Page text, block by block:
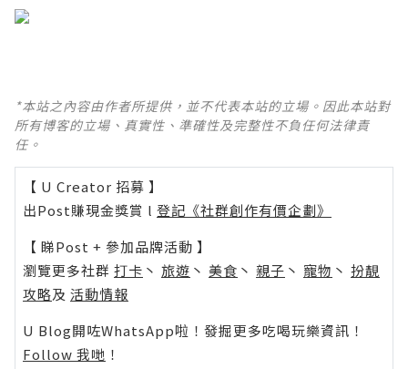
*本站之內容由作者所提供，並不代表本站的立場。因此本站對
所有博客的立場、真實性、準確性及完整性不負任何法律責
任。
【 U Creator 招募 】
出Post賺現金獎賞 l 登記《社群創作有價企劃》
【 睇Post + 參加品牌活動 】
瀏覽更多社群 打卡 丶 旅遊 丶 美食 丶 親子 丶 寵物 丶 扮靚
攻略及 活動情報
U Blog開咗WhatsApp啦！發掘更多吃喝玩樂資訊！
Follow 我哋 ！